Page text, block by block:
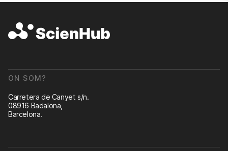
ON SOM?
Carretera de Canyet s/n.
08916 Badalona,
Barcelona.